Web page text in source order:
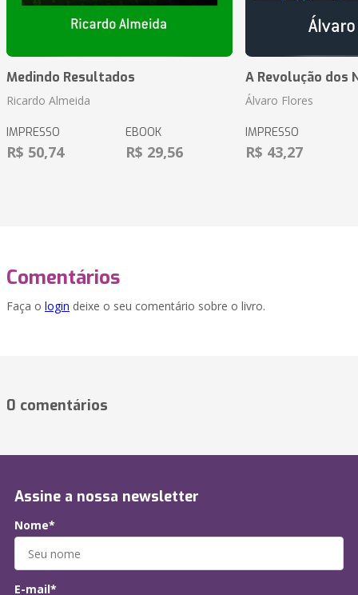
Medindo Resultados
Ricardo Almeida
IMPRESSO
R$ 50,74
EBOOK
R$ 29,56
A Revolução dos
Álvaro Flores
IMPRESSO
R$ 43,27
Comentários
Faça o login deixe o seu comentário sobre o livro.
0 comentários
Assine a nossa newsletter
Nome*
E-mail*